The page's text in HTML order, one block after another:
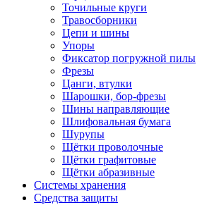
Точильные круги
Травосборники
Цепи и шины
Упоры
Фиксатор погружной пилы
Фрезы
Цанги, втулки
Шарошки, бор-фрезы
Шины направляющие
Шлифовальная бумага
Шурупы
Щётки проволочные
Щётки графитовые
Щётки абразивные
Системы хранения
Средства защиты